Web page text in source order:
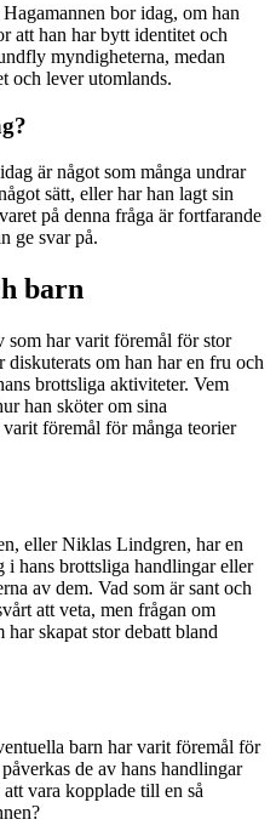
bor idag, om han
att han har bytt identitet och
myndigheterna, medan
och lever utomlands.
är något som många undrar
sätt, eller har han lagt sin
på denna fråga är fortfarande
ge svar på.
barn
som har varit föremål för stor
om han har en fru och
brottsliga aktiviteter. Vem
han sköter om sina
föremål för många teorier
eller Niklas Lindgren, har en
hans brottsliga handlingar eller
av dem. Vad som är sant och
att veta, men frågan om
skapat stor debatt bland
barn har varit föremål för
de av hans handlingar
vara kopplade till en så